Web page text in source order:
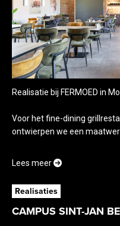
Realisatie bij FERMOED in
Voor het fine-dining
ontwierpen we een
Lees meer
Realisaties
CAMPUS SINT-JAN